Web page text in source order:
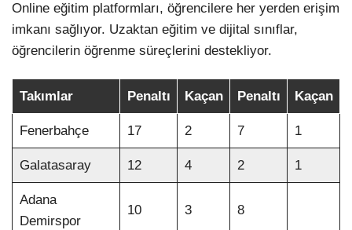
Online eğitim platformları, öğrencilere her yerden erişim
imkanı sağlıyor. Uzaktan eğitim ve dijital sınıflar,
öğrencilerin öğrenme süreçlerini destekliyor.
Takımlar Penaltı Kaçan Penaltı Kaçan
Fenerbahçe 17 2 7 1
Galatasaray 12 4 2 1
Adana
Demirspor
10 3 8